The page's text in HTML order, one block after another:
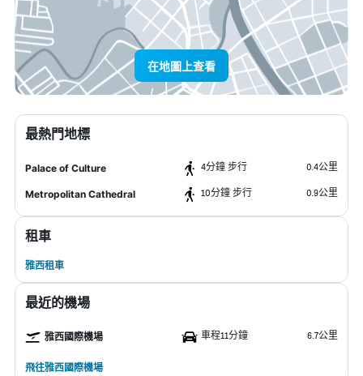
在地圖上查看
最熱門地標
Palace of Culture 4分鐘 步行 0.4公里
Metropolitan Cathedral 10分鐘 步行 0.9公里
租車
雅西租車
最近的機場
雅西國際機場 車程11分鐘 6.7公里
飛往雅西國際機場